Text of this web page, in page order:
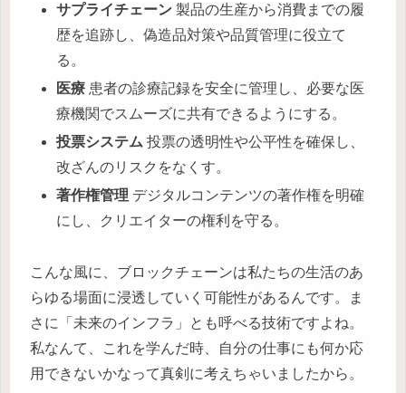
サプライチェーン 製品の生産から消費までの履
歴を追跡し、偽造品対策や品質管理に役立て
る。
医療 患者の診療記録を安全に管理し、必要な医
療機関でスムーズに共有できるようにする。
投票システム 投票の透明性や公平性を確保し、
改ざんのリスクをなくす。
著作権管理 デジタルコンテンツの著作権を明確
にし、クリエイターの権利を守る。
こんな風に、ブロックチェーンは私たちの生活のあ
らゆる場面に浸透していく可能性があるんです。ま
さに「未来のインフラ」とも呼べる技術ですよね。
私なんて、これを学んだ時、自分の仕事にも何か応
用できないかなって真剣に考えちゃいましたから。